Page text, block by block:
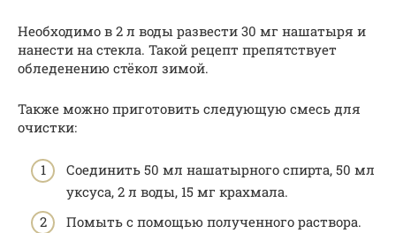
Необходимо в 2 л воды развести 30 мг нашатыря и
нанести на стекла. Такой рецепт препятствует
обледенению стёкол зимой.
Также можно приготовить следующую смесь для
очистки:
Соединить 50 мл нашатырного спирта, 50 мл
уксуса, 2 л воды, 15 мг крахмала.
Помыть с помощью полученного раствора.